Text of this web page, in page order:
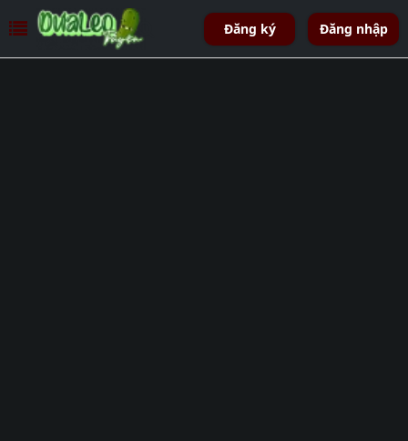
Đăng ký Đăng nhập